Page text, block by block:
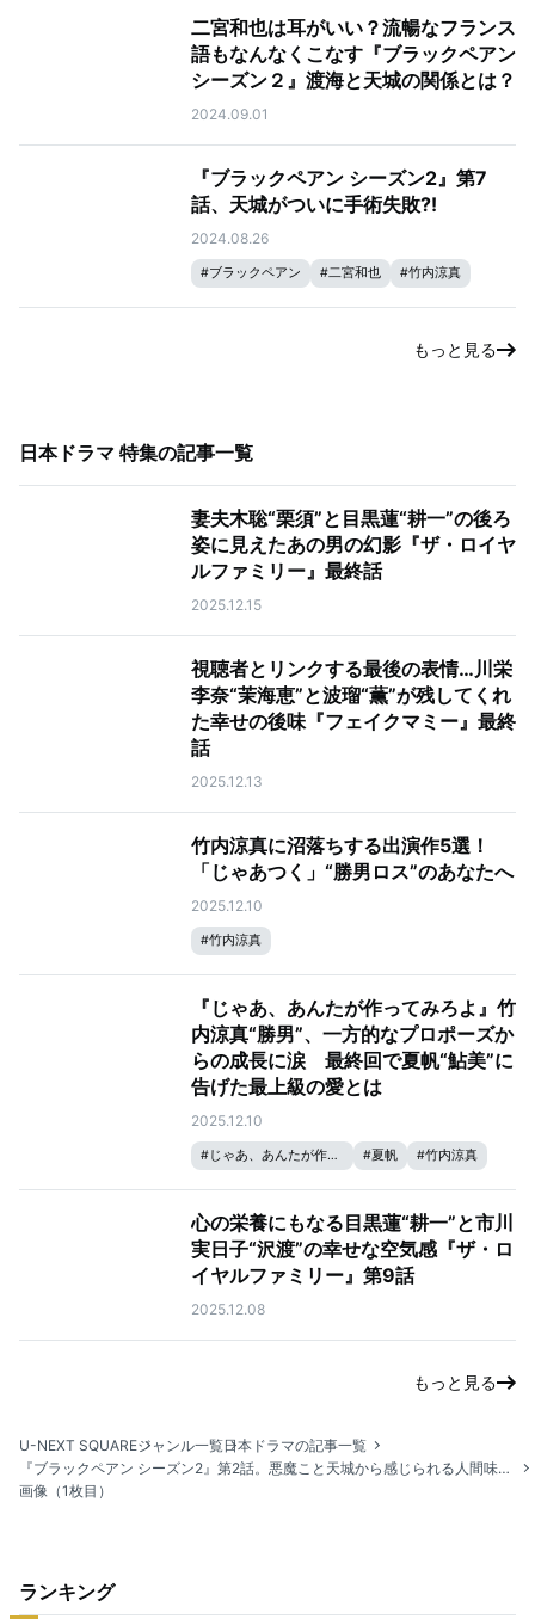
二宮和也は耳がいい？流暢なフランス
語もなんなくこなす『ブラックペアン
シーズン２』渡海と天城の関係とは？
2024.09.01
『ブラックペアン シーズン2』第7
話、天城がついに手術失敗⁈
2024.08.26
#ブラックペアン #二宮和也 #竹内涼真
もっと見る
日本ドラマ 特集の記事一覧
妻夫木聡“栗須”と目黒蓮“耕一”の後ろ
姿に見えたあの男の幻影『ザ・ロイヤ
ルファミリー』最終話
2025.12.15
視聴者とリンクする最後の表情…川栄
李奈“茉海恵”と波瑠“薫”が残してくれ
た幸せの後味『フェイクマミー』最終
話
2025.12.13
竹内涼真に沼落ちする出演作5選！
「じゃあつく」“勝男ロス”のあなたへ
2025.12.10
#竹内涼真
『じゃあ、あんたが作ってみろよ』竹
内涼真“勝男”、一方的なプロポーズか
らの成長に涙 最終回で夏帆“鮎美”に
告げた最上級の愛とは
2025.12.10
#じゃあ、あんたが作ってみろよ #夏帆 #竹内涼真
心の栄養にもなる目黒蓮“耕一”と市川
実日子“沢渡”の幸せな空気感『ザ・ロ
イヤルファミリー』第9話
2025.12.08
もっと見る
U-NEXT SQUAREジャンル一覧日本ドラマの記事一覧
『ブラックペアン シーズン2』第2話。悪魔こと天城から感じられる人間味と、真の目的とは？
画像（1枚目）
ランキング